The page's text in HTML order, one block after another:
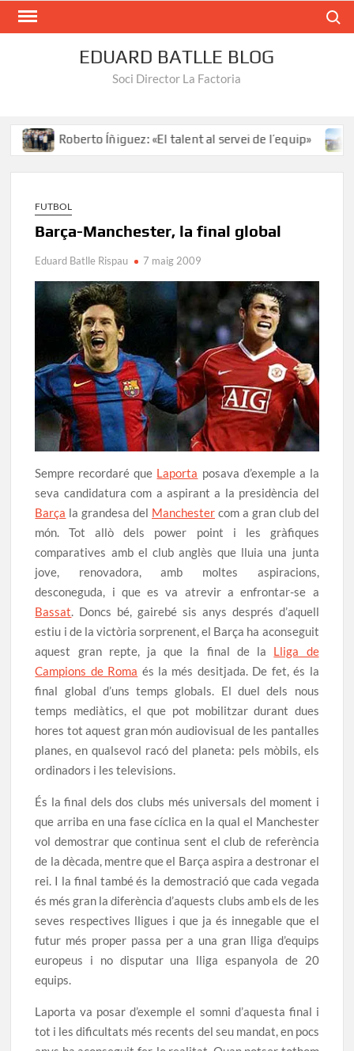
EDUARD BATLLE BLOG
Soci Director La Factoria
Roberto Íñiguez: «El talent al servei de l’equip»
FUTBOL
Barça-Manchester, la final global
Eduard Batlle Rispau 7 maig 2009
Sempre recordaré que Laporta posava d’exemple a la
seva candidatura com a aspirant a la presidència del
Barça la grandesa del Manchester com a gran club del
món. Tot allò dels power point i les gràfiques
comparatives amb el club anglès que lluia una junta
jove, renovadora, amb moltes aspiracions,
desconeguda, i que es va atrevir a enfrontar-se a
Bassat. Doncs bé, gairebé sis anys després d’aquell
estiu i de la victòria sorprenent, el Barça ha aconseguit
aquest gran repte, ja que la final de la Lliga de
Campions de Roma és la més desitjada. De fet, és la
final global d’uns temps globals. El duel dels nous
temps mediàtics, el que pot mobilitzar durant dues
hores tot aquest gran món audiovisual de les pantalles
planes, en qualsevol racó del planeta: pels mòbils, els
ordinadors i les televisions.
És la final dels dos clubs més universals del moment i
que arriba en una fase cíclica en la qual el Manchester
vol demostrar que continua sent el club de referència
de la dècada, mentre que el Barça aspira a destronar el
rei. I la final també és la demostració que cada vegada
és més gran la diferència d’aquests clubs amb els de les
seves respectives lligues i que ja és innegable que el
futur més proper passa per a una gran lliga d’equips
europeus i no disputar una lliga espanyola de 20
equips.
Laporta va posar d’exemple el somni d’aquesta final i
tot i les dificultats més recents del seu mandat, en pocs